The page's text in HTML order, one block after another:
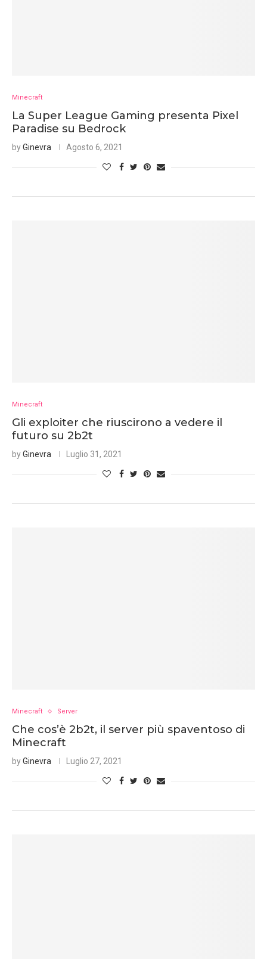
Minecraft
La Super League Gaming presenta Pixel
Paradise su Bedrock
byGinevra Agosto 6, 2021
Minecraft
Gli exploiter che riuscirono a vedere il
futuro su 2b2t
byGinevra Luglio 31, 2021
Minecraft Server
Che cos’è 2b2t, il server più spaventoso di
Minecraft
byGinevra Luglio 27, 2021